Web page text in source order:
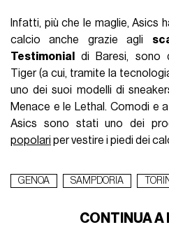
Infatti, più che le maglie, Asics
calcio anche grazie agli
Testimonial
di Baresi, sono
Tiger (a cui, tramite la
uno dei suoi modelli di
Menace e le Lethal. Comodi e
Asics sono stati uno dei
popolari per vestire i piedi dei
GENOA SAMPDORIA
CONTINUA A